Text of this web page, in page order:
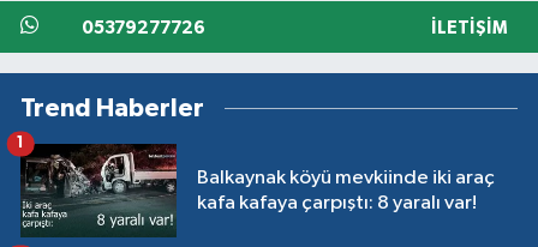
05379277726 İLETIŞIM
Trend Haberler
Balkaynak köyü mevkiinde iki araç
kafa kafaya çarpıştı: 8 yaralı var!
1